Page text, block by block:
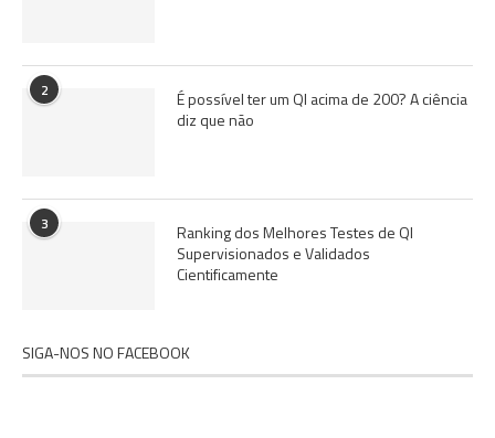
2
É possível ter um QI acima de 200? A ciência
diz que não
3
Ranking dos Melhores Testes de QI
Supervisionados e Validados
Cientificamente
SIGA-NOS NO FACEBOOK